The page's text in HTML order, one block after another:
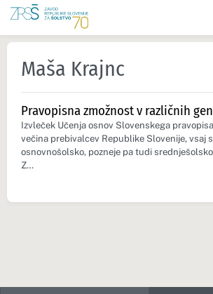
Maša Krajnc
Pravopisna zmožnost v različnih
Izvleček Učenja osnov Slovenskega
večina prebivalcev Republike Slovenije, vsaj
osnovnošolsko, pozneje pa tudi
Z…